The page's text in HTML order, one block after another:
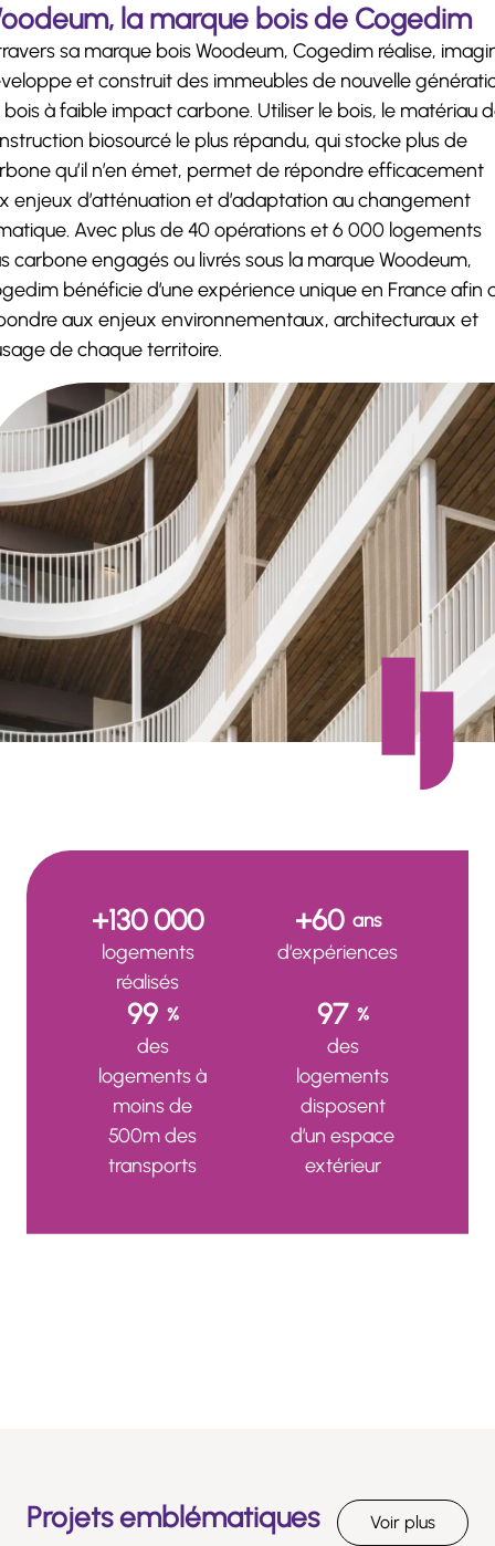
la marque bois de Cogedim
sa marque bois Woodeum, Cogedim réalise,
et construit des immeubles de nouvelle
bois à faible impact carbone. Utiliser le bois, le matériau
biosourcé le plus répandu, qui stocke plus de
qu’il n’en émet, permet de répondre efficacement
enjeux d’atténuation et d’adaptation au changement
Avec plus de 40 opérations et 6 000 logements
carbone engagés ou livrés sous la marque Woodeum,
bénéficie d’une expérience unique en France afin
aux enjeux environnementaux, architecturaux et
de chaque territoire.
+130 000
logements
réalisés
+60 ans
d’expériences
99 %
des
logements à
moins de
500m des
transports
97 %
des
logements
disposent
d’un espace
extérieur
Projets emblématiques Voir plus